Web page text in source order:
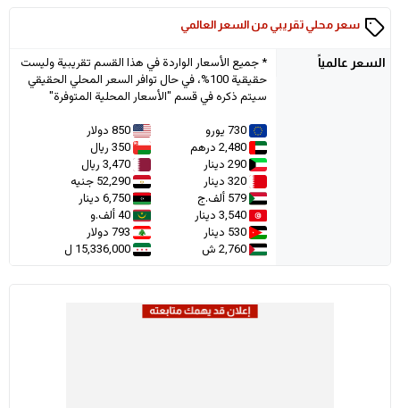
سعر محلي تقريبي من السعر العالمي
السعر عالمياً
* جميع الأسعار الواردة في هذا القسم تقريبية وليست
حقيقية 100%، في حال توافر السعر المحلي الحقيقي
سيتم ذكره في قسم "الأسعار المحلية المتوفرة"
730 يورو
850 دولار
2,480 درهم
350 ريال
290 دينار
3,470 ريال
320 دينار
52,290 جنيه
579 ألف.ج
6,750 دينار
3,540 دينار
40 ألف.و
530 دينار
793 دولار
2,760 ش
15,336,000 ل